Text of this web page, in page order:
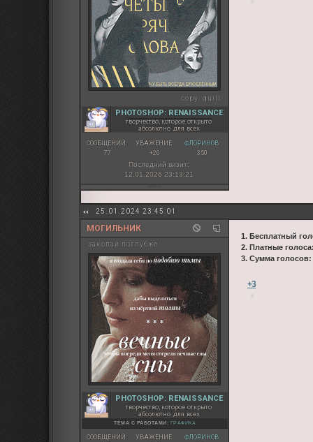
copy: quill
PHOTOSHOP: RENAISSANCE
творчество, которое открыто
абсолютно для всех
СООБЩЕНИЙ:
77
УВАЖЕНИЕ:
+20
ФЛОРИНОВ:
350
Последний визит:
12.01.2026 23:13:21
25.01.2024 23:45:01
МОГИЛЬНИК
закопай поглубже
PHOTOSHOP: RENAISSANCE
творчество, которое открыто
абсолютно для всех
ТЕМА С РАБОТАМИ: ГРАФИКА
СООБЩЕНИЙ:
УВАЖЕНИЕ:
ФЛОРИНОВ:
1. Бесплатный
2. Платные
3. Сумма голосов:
+3